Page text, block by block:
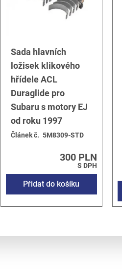
Sada hlavních
ložisek klikového
hřídele ACL
Duraglide pro
Subaru s motory EJ
od roku 1997
Článek č. 5M8309-STD
300 PLN
S DPH
Přidat do košíku